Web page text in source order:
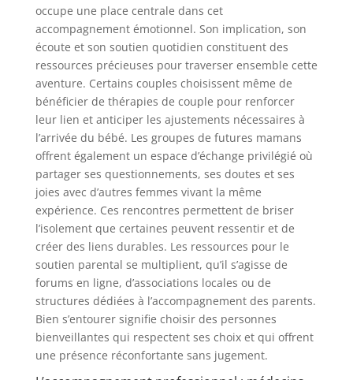
occupe une place centrale dans cet
accompagnement émotionnel. Son implication, son
écoute et son soutien quotidien constituent des
ressources précieuses pour traverser ensemble cette
aventure. Certains couples choisissent même de
bénéficier de thérapies de couple pour renforcer
leur lien et anticiper les ajustements nécessaires à
l’arrivée du bébé. Les groupes de futures mamans
offrent également un espace d’échange privilégié où
partager ses questionnements, ses doutes et ses
joies avec d’autres femmes vivant la même
expérience. Ces rencontres permettent de briser
l’isolement que certaines peuvent ressentir et de
créer des liens durables. Les ressources pour le
soutien parental se multiplient, qu’il s’agisse de
forums en ligne, d’associations locales ou de
structures dédiées à l’accompagnement des parents.
Bien s’entourer signifie choisir des personnes
bienveillantes qui respectent ses choix et qui offrent
une présence réconfortante sans jugement.